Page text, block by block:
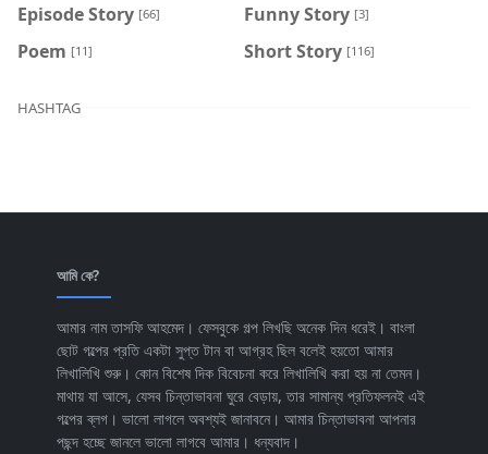
Episode Story [66] Funny Story [3]
Poem [11] Short Story [116]
HASHTAG
আমি কে?
আমার নাম তাসফি আহমেদ। ফেসবুকে গল্প লিখছি অনেক দিন ধরেই। বাংলা
ছোট গল্পের প্রতি একটা সুপ্ত টান বা আগ্রহ ছিল বলেই হয়তো আমার
লিখালিখি শুরু। কোন বিশেষ দিক বিবেচনা করে লিখালিখি করা হয় না তেমন।
মাথায় যা আসে, যেসব চিন্তাভাবনা ঘুরে বেড়ায়, তার সামান্য প্রতিফলনই এই
গল্পের ব্লগ। ভালো লাগলে অবশ্যই জানাবনে। আমার চিন্তাভাবনা আপনার
পছন্দ হচ্ছে জানলে ভালো লাগবে আমার। ধন্যবাদ।